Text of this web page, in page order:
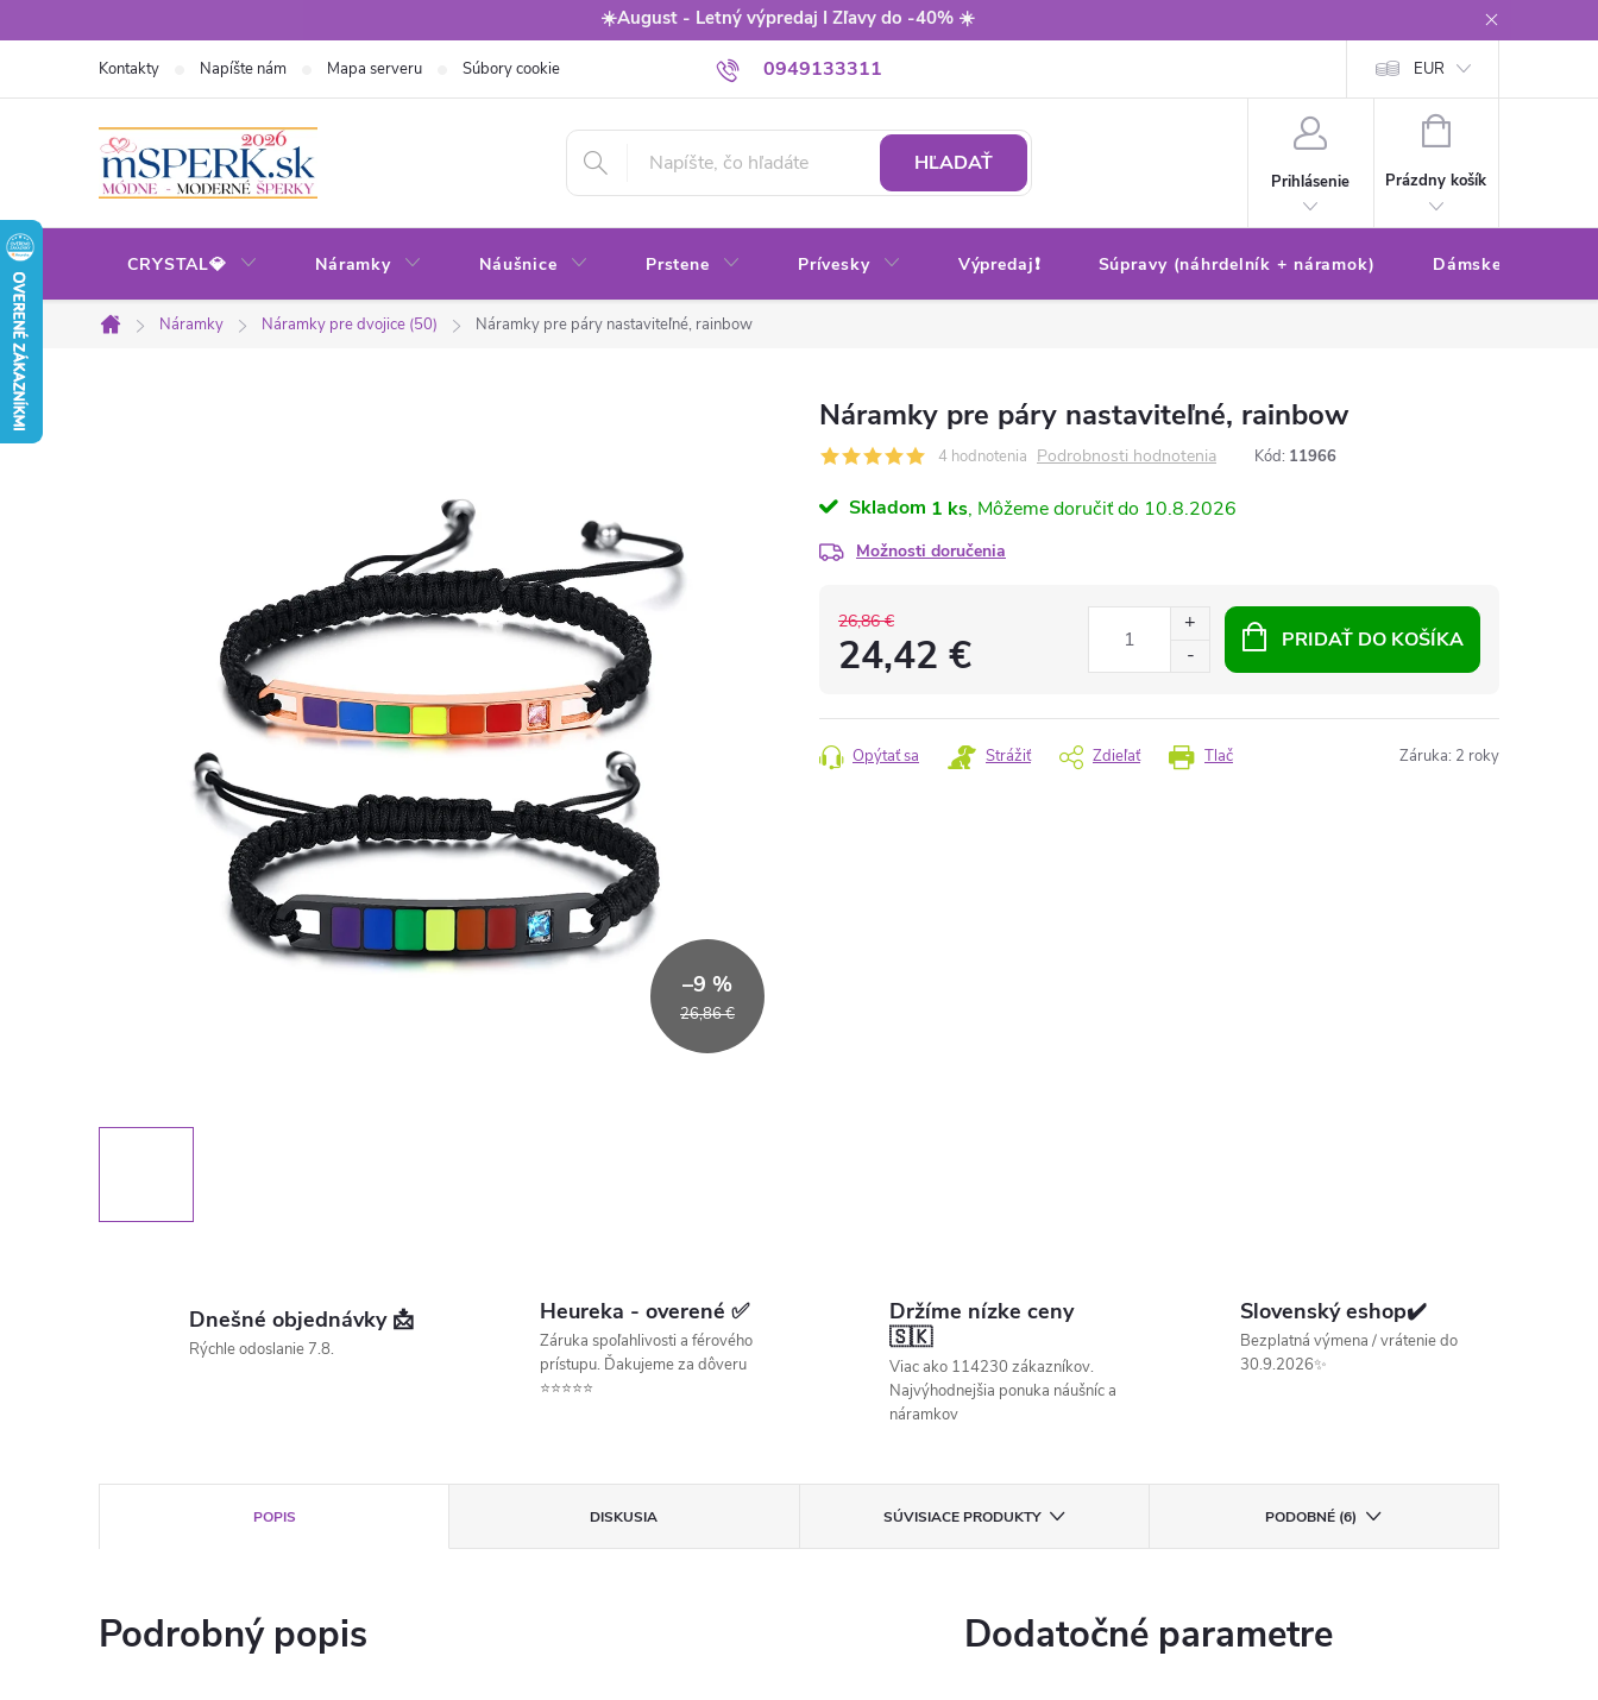
na
☀️August - Letný výpredaj I Zľavy do -40% ☀️
0949133311
Kontakty Napíšte nám Mapa serveru Súbory cookie Obchodné podmienky Ochrana osobných údajov
EUR
HĽADAŤ
Prihlásenie
NÁKUPNÝ
Prázdny košík
CRYSTAL💎 Náramky Náušnice Prstene Prívesky Výpredaj❗ Súpravy (náhrdelník + náramok) Dámske sety
Domov
Náramky Náramky pre dvojice (50) Náramky pre páry nastaviteľné, rainbow
26,86 €
–9 %
Náramky pre páry nastaviteľné, rainbow
4 hodnotenia Podrobnosti hodnotenia Kód: 11966
Skladom 1 ks 10.8.2026
Možnosti doručenia
26,86 €
24,42 €
cena:
PRIDAŤ DO KOŠÍKA
Tlač
Opýtať sa Strážiť Zdieľať Záruka: 2 roky
Dnešné objednávky 📩
Rýchle odoslanie 7.8.
Heureka - overené ✅
Záruka spoľahlivosti a férového
prístupu. Ďakujeme za dôveru
⭐⭐⭐⭐⭐
Držíme nízke ceny
🇸🇰
Viac ako 114230 zákazníkov.
Najvýhodnejšia ponuka náušníc a
náramkov
Slovenský eshop✔️
Bezplatná výmena / vrátenie do
30.9.2026✨
POPIS DISKUSIA SÚVISIACE PRODUKTY PODOBNÉ (6)
Podrobný popis Dodatočné parametre